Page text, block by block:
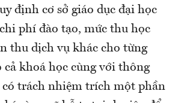
định cơ sở giáo dục đại học
phí đào tạo, mức thu học
thu dịch vụ khác cho từng
cả khoá học cùng với thông
có trách nhiệm trích một phần